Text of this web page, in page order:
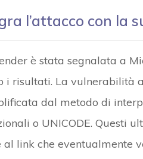
l’attacco con la
è stata segnalata a
i risultati. La vulnerabilità
dal metodo di
o UNICODE. Questi
al link che eventualmente